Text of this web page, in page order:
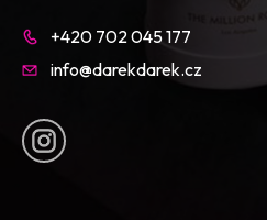
+420 702 045 177
info@darekdarek.cz